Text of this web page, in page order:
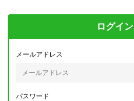
ログイン
メールアドレス
パスワード